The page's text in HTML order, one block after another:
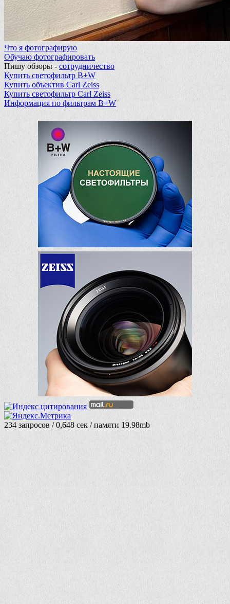
Что я фотографирую
Обучаю фотографировать
Пишу обзоры - сотрудничество
Купить светофильтр B+W
Купить объектив Carl Zeiss
Купить светофильтр Carl Zeiss
Информация по фильтрам B+W
234 запросов / 0,648 сек / памяти 19.98mb